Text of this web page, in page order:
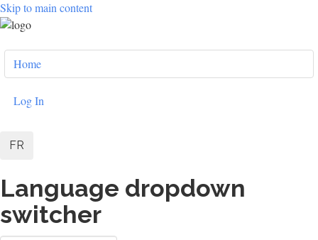
Skip to main content
User
account
menu
Home
Log In
FR
Language dropdown
switcher